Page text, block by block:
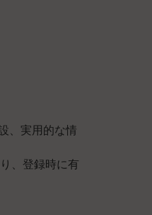
、実用的な情
、登録時に有